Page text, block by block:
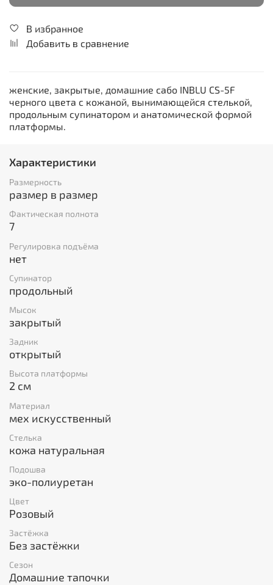
В избранное
Добавить в сравнение
женские, закрытые, домашние сабо INBLU CS-5F
черного цвета с кожаной, вынимающейся стелькой,
продольным супинатором и анатомической формой
платформы.
Характеристики
Размерность
размер в размер
Фактическая полнота
7
Регулировка подъёма
нет
Супинатор
продольный
Мысок
закрытый
Задник
открытый
Высота платформы
2 см
Материал
мех искусственный
Стелька
кожа натуральная
Подошва
эко-полиуретан
Цвет
Розовый
Застёжка
Без застёжки
Сезон
Домашние тапочки